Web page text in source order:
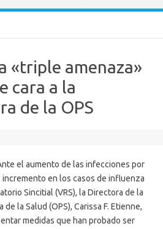
«triple amenaza»
cara a la
de la OPS
el aumento de las infecciones por
incremento en los casos de influenza
Sincitial (VRS), la Directora de la
la Salud (OPS), Carissa F. Etienne,
medidas que han probado ser